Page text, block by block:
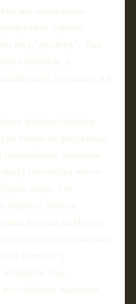
мышление.
спринт,
под "десятку". Уже
говорили: в
шанс вмешаться в
комментаторов
гонки подчеркивал,
российском лыжнике,
способны вести
мира. Он
нюансе: многие
формы на Играх
эмоционально
момент у
ход,
лыжники,